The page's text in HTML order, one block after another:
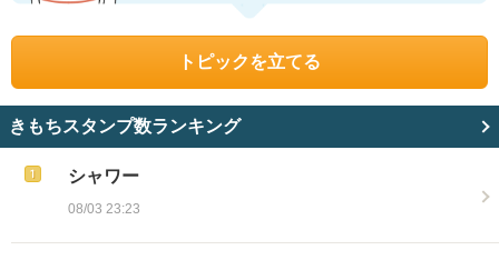
トピックを立てる
きもちスタンプ数ランキング
シャワー
08/03 23:23